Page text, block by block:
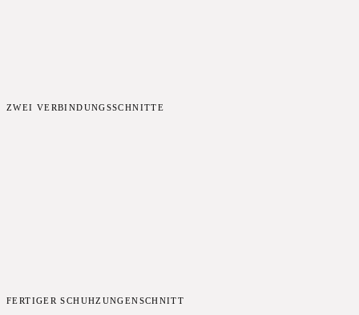
ZWEI VERBINDUNGSSCHNITTE
FERTIGER SCHUHZUNGENSCHNITT